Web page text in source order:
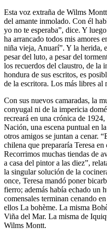
Esta voz extraña de Wilms
del amante inmolado. Con él
yo no te esperaba”, dice. Y
ha arrancado todos mis amores
niña vieja, Anuarí”. Y la herida,
pesar del luto, a pesar del
los recuerdos del claustro, de la
hondura de sus escritos, es
de la escritora. Los más libres al
Con sus nuevos camaradas, la
conyugal ni de la impericia
recreará en una crónica de
Nación, una escena puntual en
otros amigos se juntan a cenar.
chilena que prepararía Teresa
Recorrimos muchas tiendas de
a casa del pintor a las diez”,
la singular solución de la
once, Teresa mandó poner
fierro; además había echado un
comensales terminan cenando
ellos La bohème. La misma
Viña del Mar. La misma de
Wilms Montt.